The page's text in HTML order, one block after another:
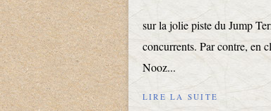
sur la jolie piste du Jump
concurrents. Par contre, en
Nooz...
LIRE LA SUITE